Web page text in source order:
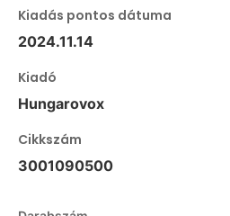
Kiadás pontos dátuma
2024.11.14
Kiadó
Hungarovox
Cikkszám
3001090500